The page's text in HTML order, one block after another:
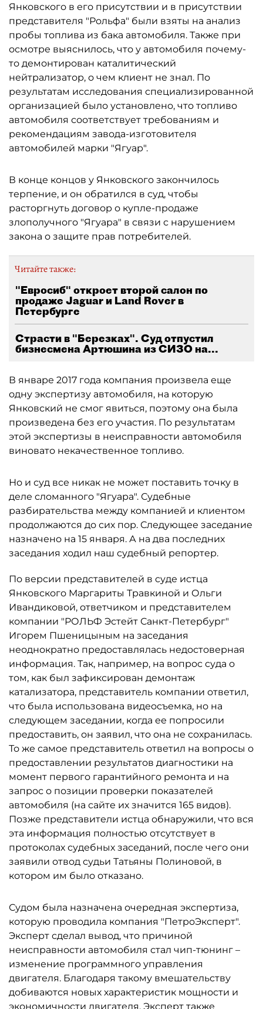
Янковского в его присутствии и в присутствии
представителя "Рольфа" были взяты на анализ
пробы топлива из бака автомобиля. Также при
осмотре выяснилось, что у автомобиля почему-
то демонтирован каталитический
нейтрализатор, о чем клиент не знал. По
результатам исследования специализированной
организацией было установлено, что топливо
автомобиля соответствует требованиям и
рекомендациям завода-изготовителя
автомобилей марки "Ягуар".
В конце концов у Янковского закончилось
терпение, и он обратился в суд, чтобы
расторгнуть договор о купле-продаже
злополучного "Ягуара" в связи с нарушением
закона о защите прав потребителей.
Читайте также:
"Евросиб" откроет второй салон по
продаже Jaguar и Land Rover в
Петербурге
Страсти в "Березках". Суд отпустил
бизнесмена Артюшина из СИЗО на...
В январе 2017 года компания произвела еще
одну экспертизу автомобиля, на которую
Янковский не смог явиться, поэтому она была
произведена без его участия. По результатам
этой экспертизы в неисправности автомобиля
виновато некачественное топливо.
Но и суд все никак не может поставить точку в
деле сломанного "Ягуара". Судебные
разбирательства между компанией и клиентом
продолжаются до сих пор. Следующее заседание
назначено на 15 января. А на два последних
заседания ходил наш судебный репортер.
По версии представителей в суде истца
Янковского Маргариты Травкиной и Ольги
Ивандиковой, ответчиком и представителем
компании "РОЛЬФ Эстейт Санкт-Петербург"
Игорем Пшеницыным на заседания
неоднократно предоставлялась недостоверная
информация. Так, например, на вопрос суда о
том, как был зафиксирован демонтаж
катализатора, представитель компании ответил,
что была использована видеосъемка, но на
следующем заседании, когда ее попросили
предоставить, он заявил, что она не сохранилась.
То же самое представитель ответил на вопросы о
предоставлении результатов диагностики на
момент первого гарантийного ремонта и на
запрос о позиции проверки показателей
автомобиля (на сайте их значится 165 видов).
Позже представители истца обнаружили, что вся
эта информация полностью отсутствует в
протоколах судебных заседаний, после чего они
заявили отвод судьи Татьяны Полиновой, в
котором им было отказано.
Судом была назначена очередная экспертиза,
которую проводила компания "ПетроЭксперт".
Эксперт сделал вывод, что причиной
неисправности автомобиля стал чип-тюнинг –
изменение программного управления
двигателя. Благодаря такому вмешательству
добиваются новых характеристик мощности и
экономичности двигателя. Эксперт также